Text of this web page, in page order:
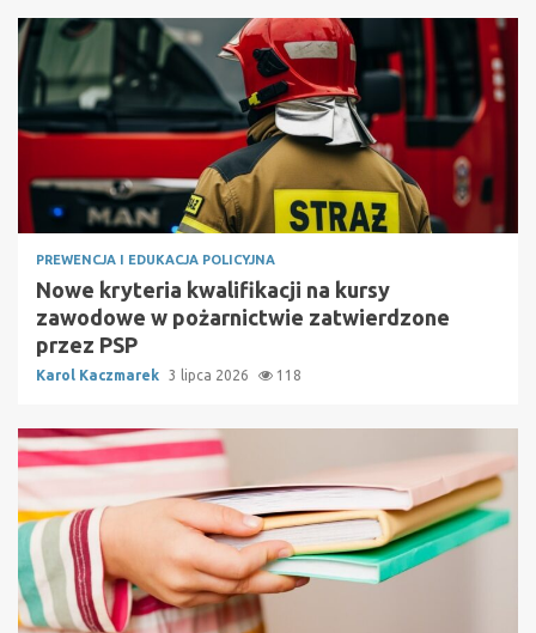
PREWENCJA I EDUKACJA POLICYJNA
Nowe kryteria kwalifikacji na kursy
zawodowe w pożarnictwie zatwierdzone
przez PSP
Karol Kaczmarek 3 lipca 2026 118